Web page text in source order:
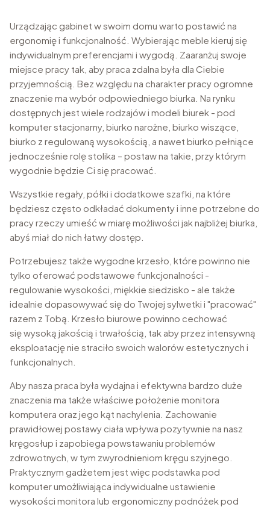
Urządzając gabinet w swoim domu warto postawić na
ergonomię i funkcjonalność. Wybierając meble kieruj się
indywidualnym preferencjami i wygodą. Zaaranżuj swoje
miejsce pracy tak, aby praca zdalna była dla Ciebie
przyjemnością. Bez względu na charakter pracy ogromne
znaczenie ma wybór odpowiedniego biurka. Na rynku
dostępnych jest wiele rodzajów i modeli biurek - pod
komputer stacjonarny, biurko narożne, biurko wiszące,
biurko z regulowaną wysokością, a nawet biurko pełniące
jednocześnie rolę stolika – postaw na takie, przy którym
wygodnie będzie Ci się pracować.
Wszystkie regały, półki i dodatkowe szafki, na które
będziesz często odkładać dokumenty i inne potrzebne do
pracy rzeczy umieść w miarę możliwości jak najbliżej biurka,
abyś miał do nich łatwy dostęp.
Potrzebujesz także wygodne krzesło, które powinno nie
tylko oferować podstawowe funkcjonalności -
regulowanie wysokości, miękkie siedzisko - ale także
idealnie dopasowywać się do Twojej sylwetki i "pracować"
razem z Tobą. Krzesło biurowe powinno cechować
się wysoką jakością i trwałością, tak aby przez intensywną
eksploatację nie straciło swoich walorów estetycznych i
funkcjonalnych.
Aby nasza praca była wydajna i efektywna bardzo duże
znaczenia ma także właściwe położenie monitora
komputera oraz jego kąt nachylenia. Zachowanie
prawidłowej postawy ciała wpływa pozytywnie na nasz
kręgosłup i zapobiega powstawaniu problemów
zdrowotnych, w tym zwyrodnieniom kręgu szyjnego.
Praktycznym gadżetem jest więc podstawka pod
komputer umożliwiająca indywidualne ustawienie
wysokości monitora lub ergonomiczny podnóżek pod